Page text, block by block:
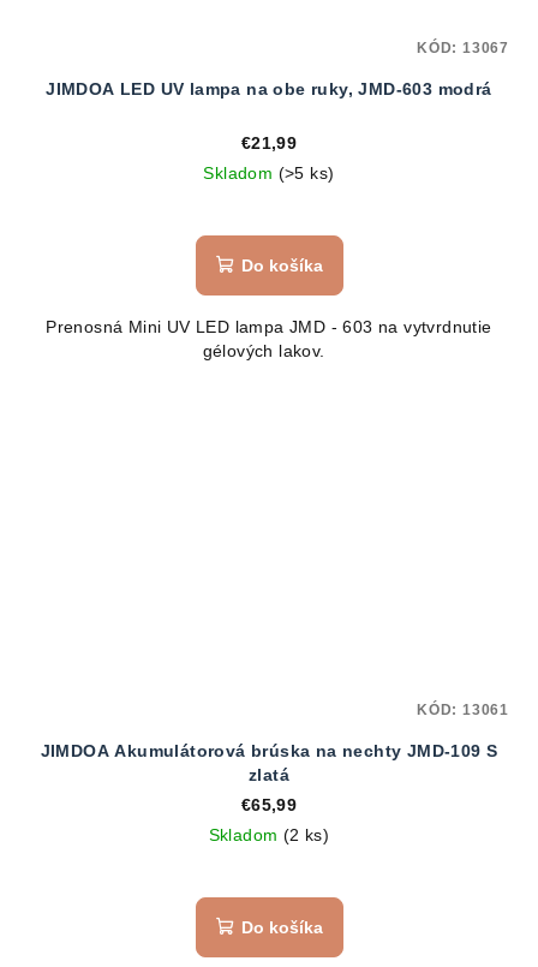
JIMDOA LED UV lampa na obe ruky, JMD-603 modrá
€21,99
Skladom (>5 ks)
Do košíka
Prenosná Mini UV LED lampa JMD - 603 na vytvrdnutie
gélových lakov.
KÓD: 13067
JIMDOA Akumulátorová brúska na nechty JMD-109 S
zlatá
€65,99
Skladom (2 ks)
Do košíka
KÓD: 13061